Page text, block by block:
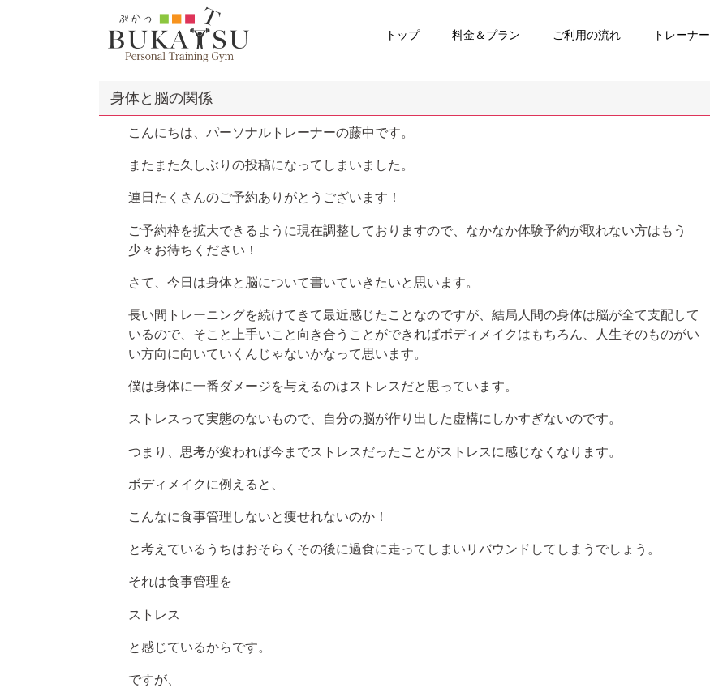
トップ 料金＆プラン ご利用の流れ トレーナー
身体と脳の関係
こんにちは、パーソナルトレーナーの藤中です。
またまた久しぶりの投稿になってしまいました。
連日たくさんのご予約ありがとうございます！
ご予約枠を拡大できるように現在調整しておりますので、なかなか体験予約が取れない方はもう
少々お待ちください！
さて、今日は身体と脳について書いていきたいと思います。
長い間トレーニングを続けてきて最近感じたことなのですが、結局人間の身体は脳が全て支配して
いるので、そこと上手いこと向き合うことができればボディメイクはもちろん、人生そのものがい
い方向に向いていくんじゃないかなって思います。
僕は身体に一番ダメージを与えるのはストレスだと思っています。
ストレスって実態のないもので、自分の脳が作り出した虚構にしかすぎないのです。
つまり、思考が変われば今までストレスだったことがストレスに感じなくなります。
ボディメイクに例えると、
こんなに食事管理しないと痩せれないのか！
と考えているうちはおそらくその後に過食に走ってしまいリバウンドしてしまうでしょう。
それは食事管理を
ストレス
と感じているからです。
ですが、